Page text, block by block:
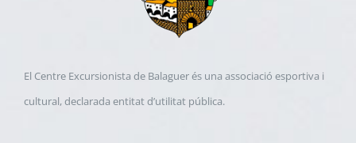
El Centre Excursionista de Balaguer és una associació esportiva i
cultural, declarada entitat d’utilitat pública.